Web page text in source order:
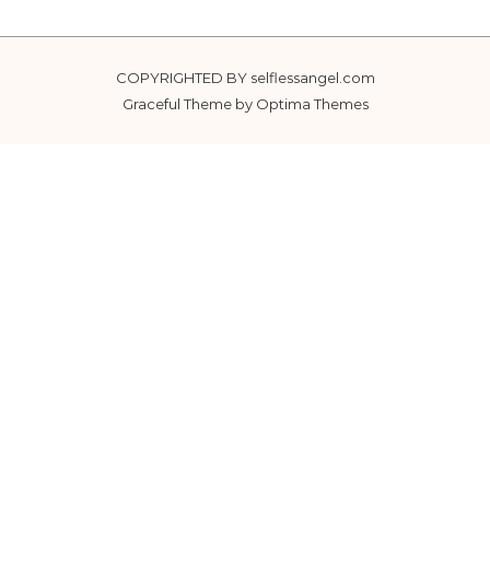
COPYRIGHTED BY selflessangel.com
Graceful Theme by Optima Themes